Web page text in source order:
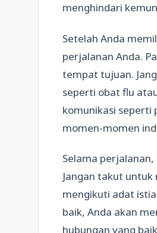
menghindari
Setelah Anda
perjalanan Anda.
tempat tujuan.
seperti obat flu
komunikasi seperti
momen-momen
Selama perjalanan,
Jangan takut
mengikuti adat
baik, Anda akan
hubungan yang